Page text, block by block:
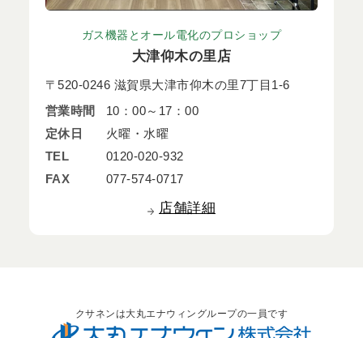
ガス機器とオール電化のプロショップ
大津仰木の里店
〒520-0246 滋賀県大津市仰木の里7丁目1-6
営業時間
10：00～17：00
定休日
火曜・水曜
TEL
0120-020-932
FAX
077-574-0717
店舗詳細
クサネンは大丸エナウィングループの一員です